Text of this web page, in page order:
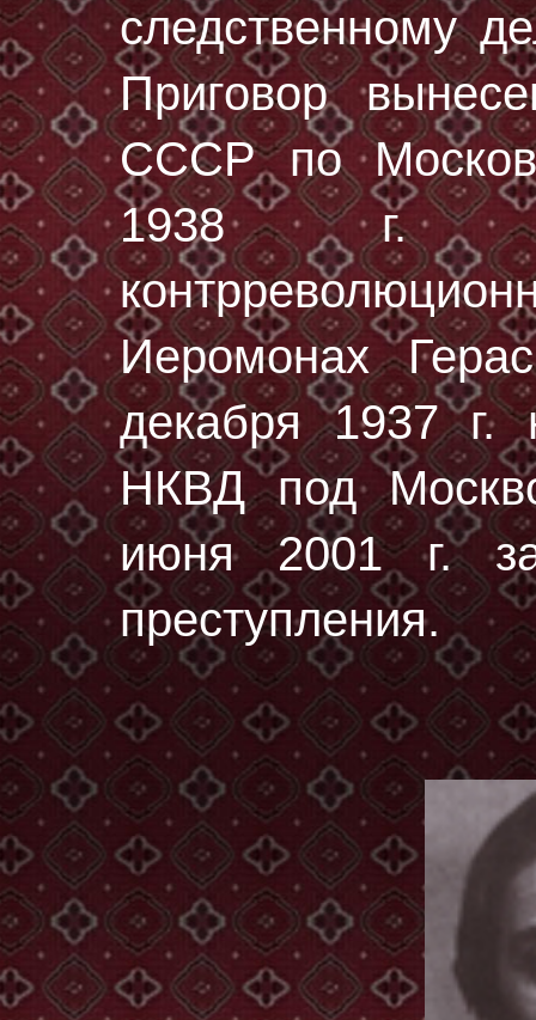
следственному
Приговор
СССР по
1938 г.
Иеромонах
декaбря 1937 г.
НКВД под
июня 2001 г. за
преступления.